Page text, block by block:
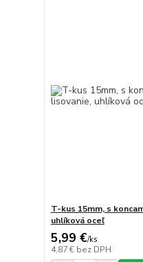
T-kus 15mm, s
uhlíková oceľ
5,99 €/ks
4,87 € bez DPH